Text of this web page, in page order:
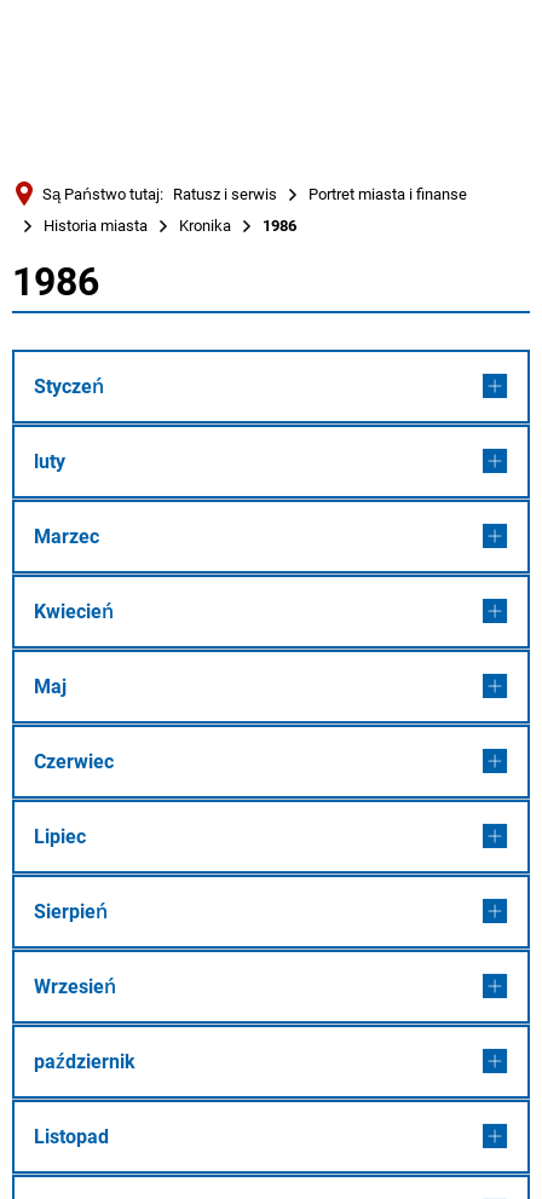
MENÜ
Są Państwo tutaj: Ratusz i serwis
Portret miasta i finanse
Historia miasta
Kronika 1986
1986
1986
Styczeń
luty
Marzec
Kwiecień
Maj
Czerwiec
Lipiec
Sierpień
Wrzesień
październik
Listopad